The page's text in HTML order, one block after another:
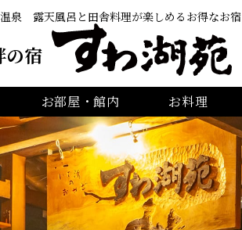
泉 露天風呂と田舎料理が楽しめるお得なお宿
の宿
お部屋・館内 お料理